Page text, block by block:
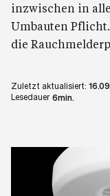
inzwischen in
Umbauten
die
Zuletzt aktualisiert:
Lesedauer 6min.